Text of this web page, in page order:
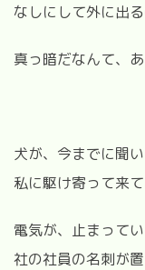
なしにして外に出る
真っ暗だなんて、
犬が、今までに聞
私に駆け寄って来
電気が、止まって
社の社員の名刺が置